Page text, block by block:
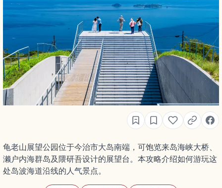
龟老山展望公园位于今治市大岛南端，可饱览来岛海峡大桥、
濑户内海群岛及隈研吾设计的展望台。本攻略介绍如何游玩这
处岛波海道沿线的人气景点。